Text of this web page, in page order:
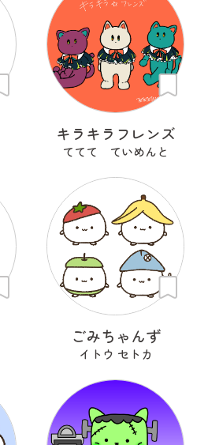
キラキラフレンズ
ててて ていめんと
ごみちゃんず
イトウ セトカ